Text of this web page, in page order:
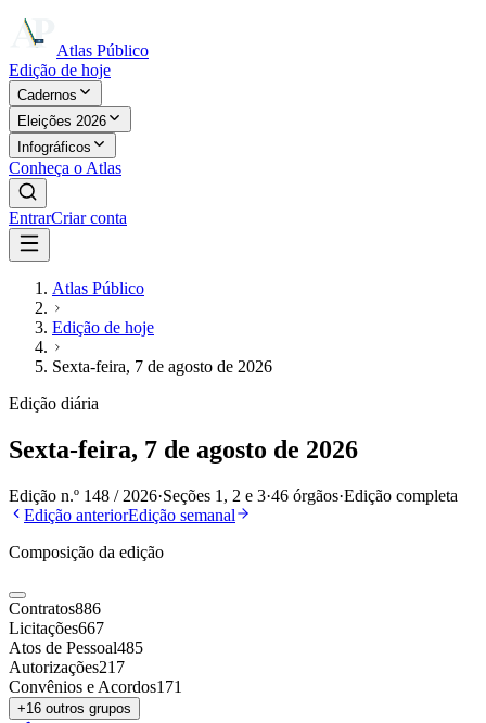
Atlas Público
Edição de hoje
Cadernos
Eleições 2026
Infográficos
Conheça o Atlas
EntrarCriar conta
Atlas Público
Edição de hoje
Sexta-feira, 7 de agosto de 2026
Edição diária
Sexta-feira, 7 de agosto de 2026
Edição n.º 148 / 2026·Seções 1, 2 e 3·46 órgãos·Edição completa
Edição anteriorEdição semanal
Composição da edição
Contratos886
Licitações667
Atos de Pessoal485
Autorizações217
Convênios e Acordos171
+16 outros grupos